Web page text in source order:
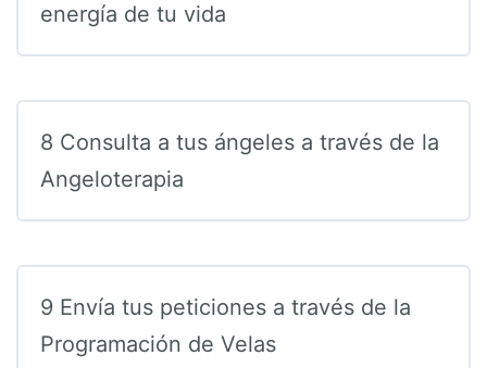
energía de tu vida
8 Consulta a tus ángeles a través de la
Angeloterapia
9 Envía tus peticiones a través de la
Programación de Velas